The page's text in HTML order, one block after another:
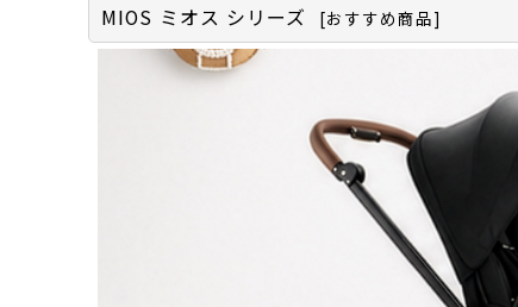
MIOS ミオス シリーズ [おすすめ商品]